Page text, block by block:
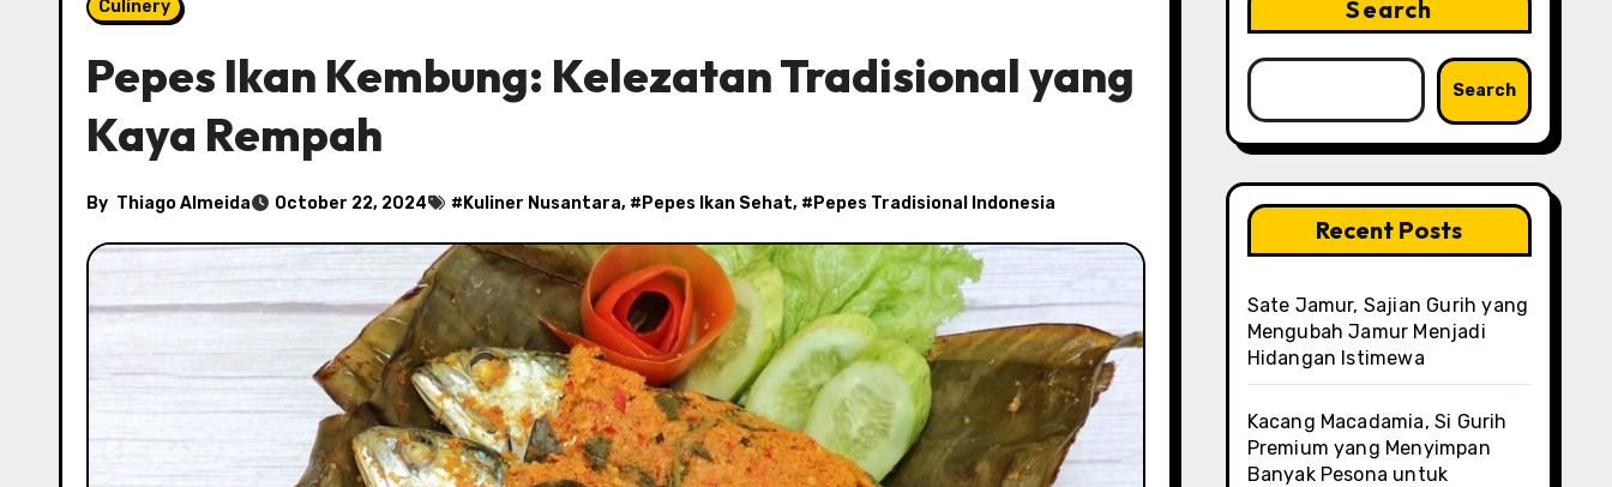
Culinery
Pepes Ikan Kembung: Kelezatan Tradisional yang
Kaya Rempah
By Thiago Almeida October 22, 2024 # Kuliner Nusantara, # Pepes Ikan Sehat, # Pepes Tradisional Indonesia
Search
Search
Recent Posts
Sate Jamur, Sajian Gurih yang
Mengubah Jamur Menjadi
Hidangan Istimewa
Kacang Macadamia, Si Gurih
Premium yang Menyimpan
Banyak Pesona untuk